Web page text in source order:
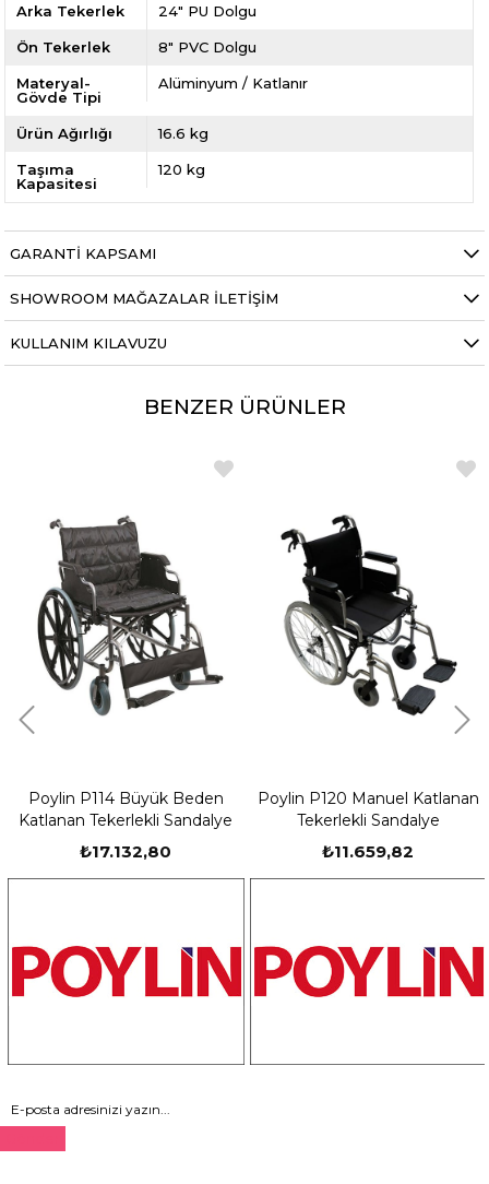
Arka Tekerlek 24" PU Dolgu
Ön Tekerlek 8" PVC Dolgu
Materyal-
Gövde Tipi
Alüminyum / Katlanır
Ürün Ağırlığı 16.6 kg
Taşıma
Kapasitesi
120 kg
GARANTI KAPSAMI
SHOWROOM MAĞAZALAR İLETIŞIM
KULLANIM KILAVUZU
BENZER ÜRÜNLER
Poylin P114 Büyük Beden
Katlanan Tekerlekli Sandalye
₺17.132,80
Poylin P120 Manuel Katlanan
Tekerlekli Sandalye
₺11.659,82